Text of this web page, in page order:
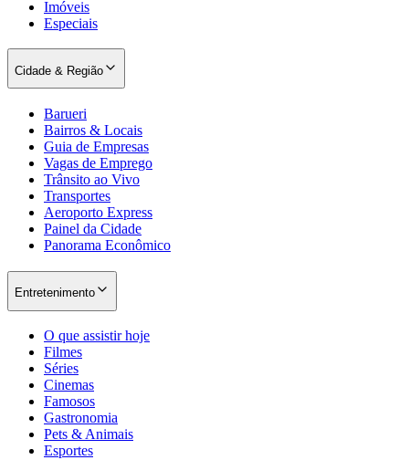
Imóveis
Especiais
Cidade & Região
Barueri
Bairros & Locais
Guia de Empresas
Vagas de Emprego
Trânsito ao Vivo
Transportes
Aeroporto Express
Painel da Cidade
Panorama Econômico
Entretenimento
O que assistir hoje
Filmes
Séries
Cinemas
Famosos
Gastronomia
Pets & Animais
Esportes